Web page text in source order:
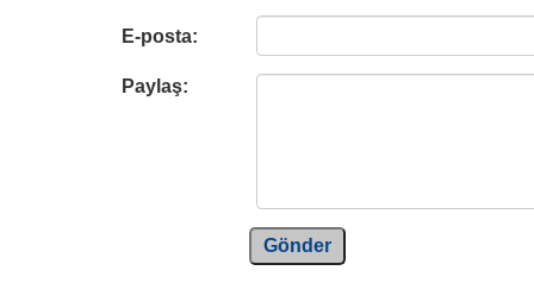
E-posta:
Paylaş:
Gönder